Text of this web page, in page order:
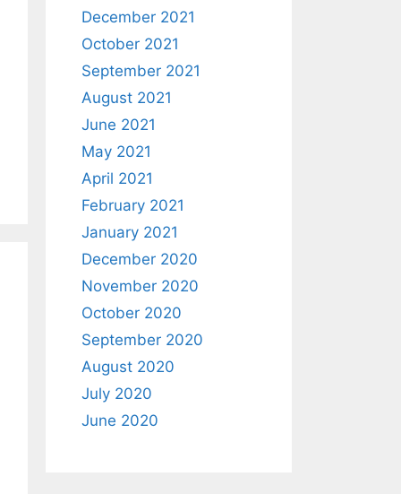
December 2021
October 2021
September 2021
August 2021
June 2021
May 2021
April 2021
February 2021
January 2021
December 2020
November 2020
October 2020
September 2020
August 2020
July 2020
June 2020